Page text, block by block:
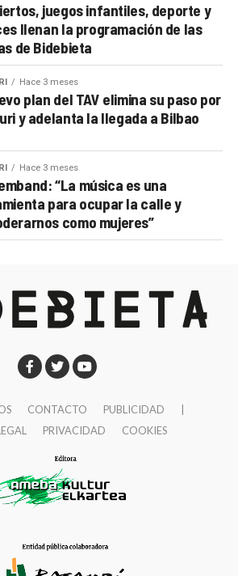
juegos infantiles, deporte y
llenan la programación de las
de Bidebieta
Hace 3 meses
plan del TAV elimina su paso por
y adelanta la llegada a Bilbao
Hace 3 meses
“La música es una
para ocupar la calle y
como mujeres”
CONTACTO PUBLICIDAD
PRIVACIDAD COOKIES